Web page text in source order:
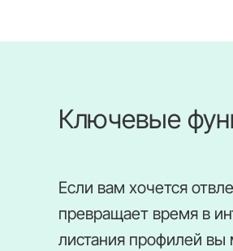
Ключевые
Если вам хочется
превращает время в
листания профилей